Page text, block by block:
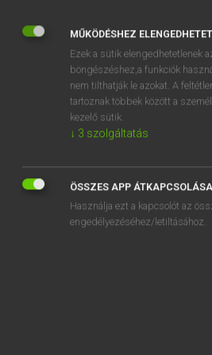
EURÓPAI UNIÓS TERMINOLÓGIAI
Kapcsolódó anyagok
organismes ou services payeurs
organismes que ceux de droit public
organismes récepteurs ou
MŰKÖDÉSHEZ
Ezek a sütik elengedhetetlenek
böngészéshez,a funkciók
nem tilthatják le azokat. A
tartoznak többek között a
kezelő sütik.
↓ 3 szolgáltatás
ÖSSZES APP ÁTKAPCSOLÁSA
Használja ezt a kapcsolót az
engedélyezéséhez/letiltásához.